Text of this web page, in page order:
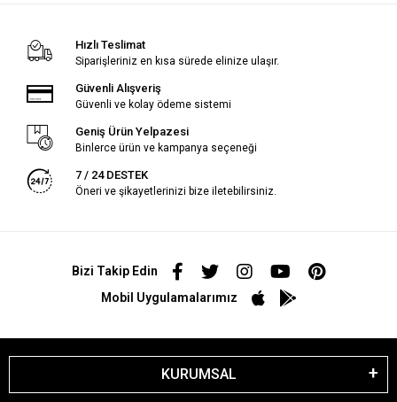
Hızlı Teslimat
Siparişleriniz en kısa sürede elinize ulaşır.
Güvenli Alışveriş
Güvenli ve kolay ödeme sistemi
Geniş Ürün Yelpazesi
Binlerce ürün ve kampanya seçeneği
7 / 24 DESTEK
Öneri ve şikayetlerinizi bize iletebilirsiniz.
Bizi Takip Edin
Mobil Uygulamalarımız
KURUMSAL